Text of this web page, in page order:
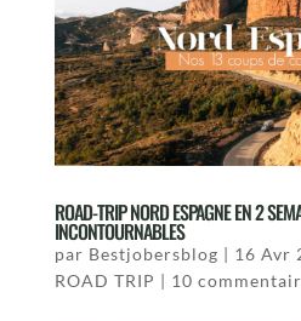
ROAD-TRIP NORD ESPAGNE EN 2
INCONTOURNABLES
par Bestjobersblog | 16 Avr
ROAD TRIP | 10